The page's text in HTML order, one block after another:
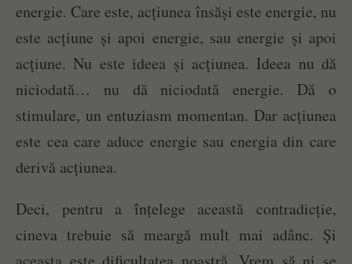
energie. Care este, acțiunea însăși este energie, nu
este acțiune și apoi energie, sau energie și apoi
acțiune. Nu este ideea și acțiunea. Ideea nu dă
niciodată… nu dă niciodată energie. Dă o
stimulare, un entuziasm momentan. Dar acțiunea
este cea care aduce energie sau energia din care
derivă acțiunea.
Deci, pentru a înțelege această contradicție,
cineva trebuie să meargă mult mai adânc. Și